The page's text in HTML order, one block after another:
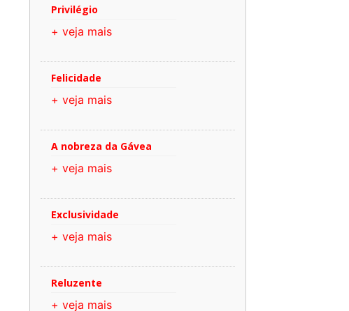
Privilégio
+ veja mais
Felicidade
+ veja mais
A nobreza da Gávea
+ veja mais
Exclusividade
+ veja mais
Reluzente
+ veja mais